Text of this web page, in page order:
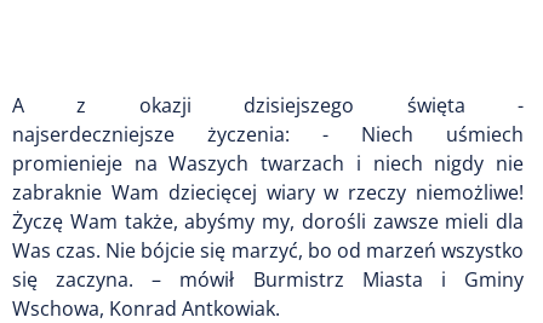
A z okazji dzisiejszego święta -
najserdeczniejsze życzenia: - Niech uśmiech
promienieje na Waszych twarzach i niech nigdy nie
zabraknie Wam dziecięcej wiary w rzeczy niemożliwe!
Życzę Wam także, abyśmy my, dorośli zawsze mieli dla
Was czas. Nie bójcie się marzyć, bo od marzeń wszystko
się zaczyna. – mówił Burmistrz Miasta i Gminy
Wschowa, Konrad Antkowiak.